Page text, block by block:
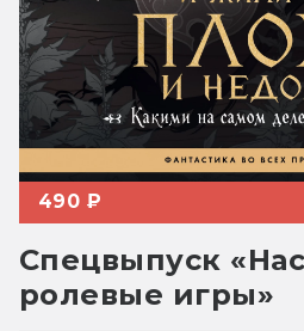
490 ₽
Спецвыпуск
ролевые игры»